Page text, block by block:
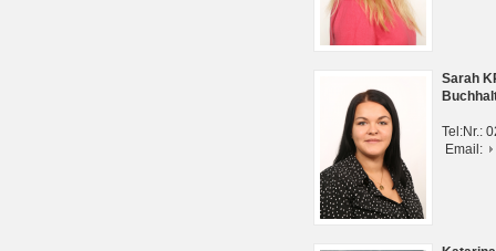
Sarah
Tel:Nr.:
Email: